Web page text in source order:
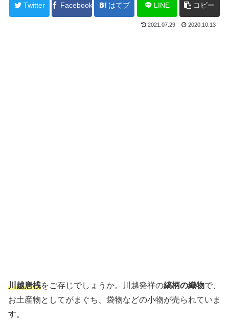
Twitter Facebook はてブ LINE コピー
2021.07.29 2020.10.13
川越唐桟をご存じでしょうか。川越発祥の縞柄の織物で、
お土産物としてがまぐち、袋物などの小物が売られていま
す。